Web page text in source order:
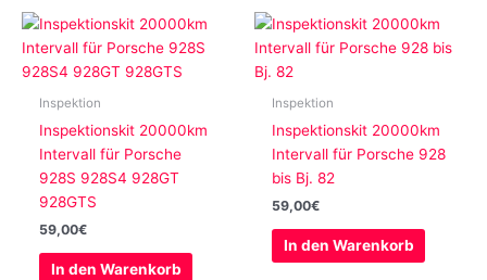
Inspektion
Inspektionskit 20000km
Intervall für Porsche
928S 928S4 928GT
928GTS
59,00€
In den Warenkorb
Inspektion
Inspektionskit 20000km
Intervall für Porsche 928
bis Bj. 82
59,00€
In den Warenkorb